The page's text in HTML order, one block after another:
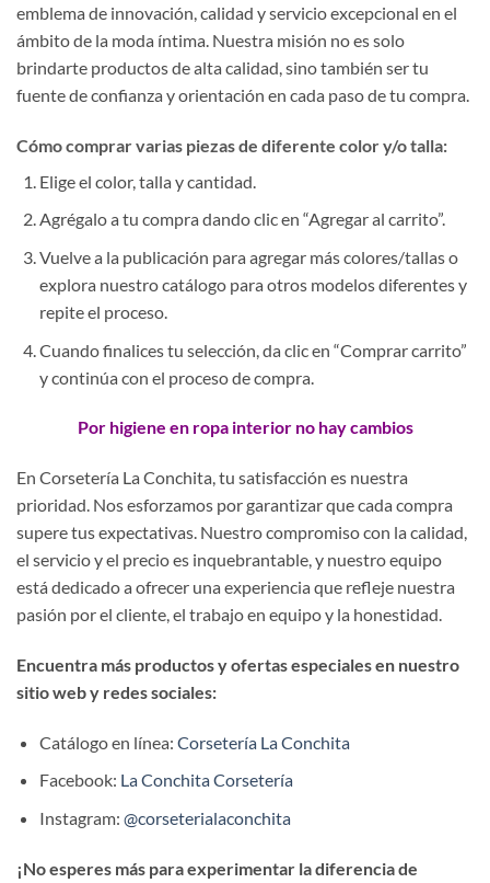
emblema de innovación, calidad y servicio excepcional en el
ámbito de la moda íntima. Nuestra misión no es solo
brindarte productos de alta calidad, sino también ser tu
fuente de confianza y orientación en cada paso de tu compra.
Cómo comprar varias piezas de diferente color y/o talla:
Elige el color, talla y cantidad.
Agrégalo a tu compra dando clic en “Agregar al carrito”.
Vuelve a la publicación para agregar más colores/tallas o
explora nuestro catálogo para otros modelos diferentes y
repite el proceso.
Cuando finalices tu selección, da clic en “Comprar carrito”
y continúa con el proceso de compra.
Por higiene en ropa interior no hay cambios
En Corsetería La Conchita, tu satisfacción es nuestra
prioridad. Nos esforzamos por garantizar que cada compra
supere tus expectativas. Nuestro compromiso con la calidad,
el servicio y el precio es inquebrantable, y nuestro equipo
está dedicado a ofrecer una experiencia que refleje nuestra
pasión por el cliente, el trabajo en equipo y la honestidad.
Encuentra más productos y ofertas especiales en nuestro
sitio web y redes sociales:
Catálogo en línea: Corsetería La Conchita
Facebook: La Conchita Corsetería
Instagram: @corseterialaconchita
¡No esperes más para experimentar la diferencia de